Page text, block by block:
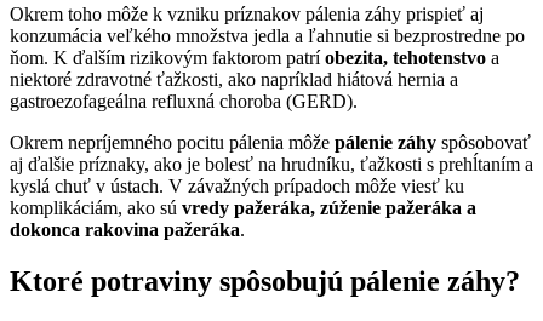
Okrem toho môže k vzniku príznakov pálenia záhy prispieť aj
konzumácia veľkého množstva jedla a ľahnutie si bezprostredne po
ňom. K ďalším rizikovým faktorom patríobezita, tehotenstvo a
niektoré zdravotné ťažkosti, ako napríklad hiátová hernia a
gastroezofageálna refluxná choroba (GERD).
Okrem nepríjemného pocitu pálenia môže pálenie záhy spôsobovať
aj ďalšie príznaky, ako je bolesť na hrudníku, ťažkosti s prehĺtaním a
kyslá chuť v ústach. V závažných prípadoch môže viesť ku
komplikáciám, ako sú vredy pažeráka, zúženie pažeráka a
dokonca rakovina pažeráka.
Ktoré potraviny spôsobujú pálenie záhy?